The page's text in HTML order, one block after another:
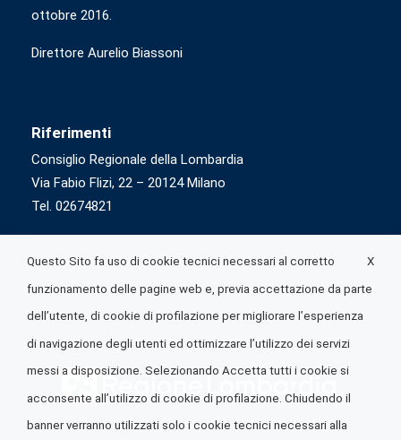
ottobre 2016.
Direttore Aurelio Biassoni
Riferimenti
Consiglio Regionale della Lombardia
Via Fabio Flizi, 22 – 20124 Milano
Tel. 02674821
X
Questo Sito fa uso di cookie tecnici necessari al corretto
funzionamento delle pagine web e, previa accettazione da parte
dell’utente, di cookie di profilazione per migliorare l’esperienza
di navigazione degli utenti ed ottimizzare l’utilizzo dei servizi
messi a disposizione. Selezionando Accetta tutti i cookie si
acconsente all’utilizzo di cookie di profilazione. Chiudendo il
banner verranno utilizzati solo i cookie tecnici necessari alla